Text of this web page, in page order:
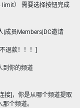
） 需要选择按钮完成
|成员Members|DC邀请
退款！！！]
到你的频道
接]，你是从哪个频道提取
个频道。